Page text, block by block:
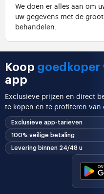
We doen er alles aan om
uw gegevens met de
behandelen.
Koop goedkoper
app
Exclusieve prijzen en direct
te kopen en te profiteren van
Exclusieve app-tarieven
100% veilige betaling
Levering binnen 24/48 u